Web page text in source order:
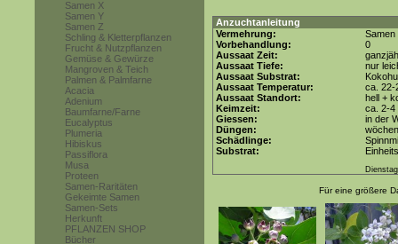
Samen X
Samen Y
Samen Z
Schling & Kletterpflanzen
Frucht & Nutzpflanzen
Gemüse & Gewürze
Mangroven & Teich
Palmen & Palmfarne
Acacia
Adenium
Baumfarne/Farne
Eucalyptus
Plumeria
Hibiskus
Passiflora
Musa
Proteen
Samen-Raritäten
Gekeimte Samen
Samen-Sets
Herkunft
PFLANZEN SHOP
Bücher
Anzuchtanleitung
Vermehrung:
Samen
Vorbehandlung:
0
Aussaat Zeit:
Aussaat Tiefe:
nur
Aussaat Substrat:
Aussaat Temperatur:
ca. 22-
Aussaat Standort:
hell +
Keimzeit:
ca. 2-4
Giessen:
in der
Düngen:
Schädlinge:
Substrat:
Für eine größere